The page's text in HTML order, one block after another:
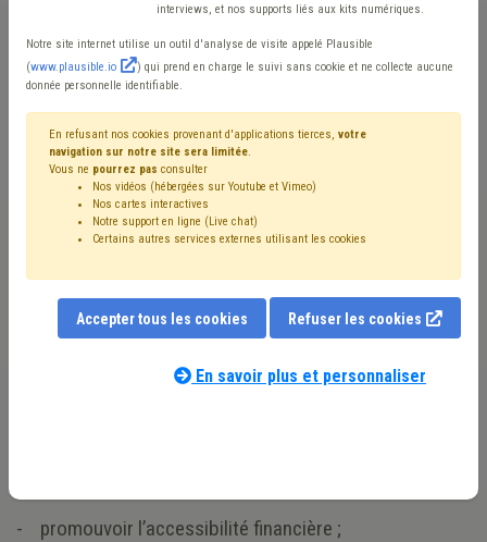
- promouvoir l’accessibilité financière ;
interviews, et nos supports liés aux kits numériques.
Notre site internet utilise un outil d'analyse de visite appelé Plausible
(www.plausible.io
) qui prend en charge le suivi sans cookie et ne collecte aucune
donnée personnelle identifiable.
En refusant nos cookies provenant d'applications tierces, votre
navigation sur notre site sera limitée.
Vous ne pourrez pas consulter
Nos vidéos (hébergées sur Youtube et Vimeo)
Nos cartes interactives
Notre support en ligne (Live chat)
Certains autres services externes utilisant les cookies
Accepter tous les cookies Refuser les cookies
En savoir plus et personnaliser